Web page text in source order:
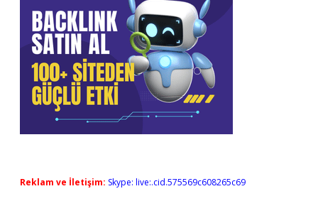
Reklam ve İletişim: Skype: live:.cid.575569c608265c69